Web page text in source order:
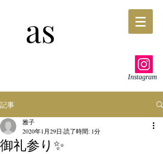
as
Instagram
記事
御礼参り✨
雅子
2020年1月29日 読了時間: 1分